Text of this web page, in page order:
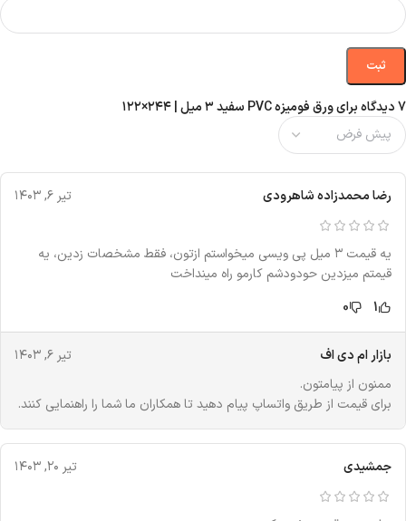
7 دیدگاه برای ورق فومیزه PVC سفید ۳ میل | ۲۴۴×۱۲۲
رضا محمدزاده شاهرودی تیر ۶, ۱۴۰۳
یه قیمت ۳ میل پی ویسی میخواستم ازتون، فقط مشخصات زدین، یه
قیمتم میزدین حودودشم کارمو راه مینداخت
1
0
بازار ام دی اف
تیر ۶, ۱۴۰۳
ممنون از پیامتون.
برای قیمت از طریق واتساپ پیام دهید تا همکاران ما شما را راهنمایی کنند.
جمشیدی تیر ۲۰, ۱۴۰۳